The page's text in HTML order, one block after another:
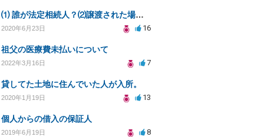
⑴ 誰が法定相続人？⑵譲渡された場合の税金？⑶相続放棄後同じ不動産を相続できない？⑷借金返済義務は？
2020年6月23日 16
祖父の医療費未払いについて
2022年3月16日 7
貸してた土地に住んでいた人が入所。
2020年1月19日 13
個人からの借入の保証人
2019年6月19日 8